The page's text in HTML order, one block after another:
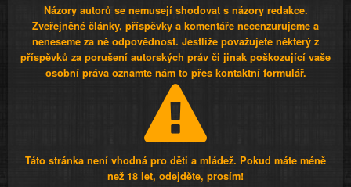
Názory autorů se nemusejí shodovat s názory redakce.
Zveřejněné články, příspěvky a komentáře necenzurujeme a
neneseme za ně odpovědnost. Jestliže považujete některý z
příspěvků za porušení autorských práv či jinak poškozující vaše
osobní práva oznamte nám to přes kontaktní formulář.
Táto stránka není vhodná pro děti a mládež. Pokud máte méně
než 18 let, odejděte, prosím!